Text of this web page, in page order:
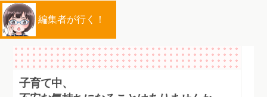
編集者が行く！
子育て中、